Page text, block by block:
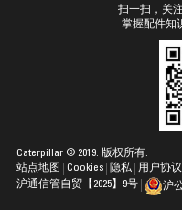
扫一扫，关
掌握配件知
站点地图 Cookies 隐私 用户协议
Caterpillar © 2019. 版权所有.
沪通信管自贸【2025】9号
沪